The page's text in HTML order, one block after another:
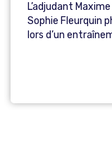
L’adjudant
Sophie Fleurquin
lors d’un